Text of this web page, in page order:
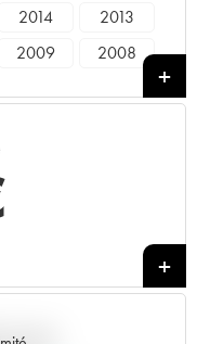
2014
2013
2009
2008
+
cote